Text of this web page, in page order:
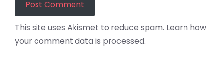
This site uses Akismet to reduce spam. Learn how
your comment data is processed.